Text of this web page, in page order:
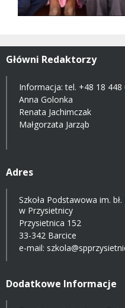
Główni Redaktorzy
Informacja: tel. +48 18 448
Anna Golonka
Renata Jachimczak
Małgorzata Jarząb
Adres
Szkoła Podstawowa im.
w Przysietnicy
Przysietnica 152
33-342 Barcice
e-mail:
Dodatkowe Informacje